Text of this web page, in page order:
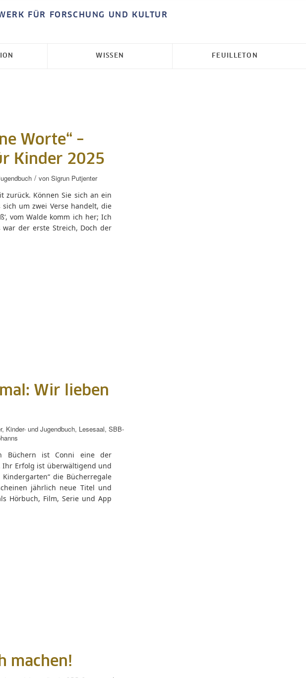
FÜR FORSCHUNG UND KULTUR
WISSEN FEUILLETON
Worte“ –
Kinder 2025
/ von Sigrun Putjenter
zurück. Können Sie sich an ein
um zwei Verse handelt, die
vom Walde komm ich her; Ich
war der erste Streich, Doch der
Wir lieben
, Kinder- und Jugendbuch, Lesesaal, SBB-
Büchern ist Conni eine der
Erfolg ist überwältigend und
die Bücherregale
jährlich neue Titel und
Hörbuch, Film, Serie und App
machen!